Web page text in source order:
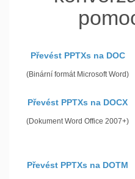
Převést PPTXs na DOC
(Binární formát Microsoft Word)
Převést PPTXs na DOCX
(Dokument Word Office 2007+)
Převést PPTXs na DOTM